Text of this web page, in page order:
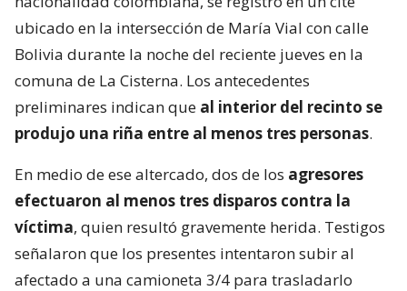
ubicado en la intersección de María Vial con calle
Bolivia durante la noche del reciente jueves en la
comuna de La Cisterna. Los antecedentes
preliminares indican que al interior del recinto se
produjo una riña entre al menos tres personas.
En medio de ese altercado, dos de los agresores
efectuaron al menos tres disparos contra la
víctima, quien resultó gravemente herida. Testigos
señalaron que los presentes intentaron subir al
afectado a una camioneta 3/4 para trasladarlo